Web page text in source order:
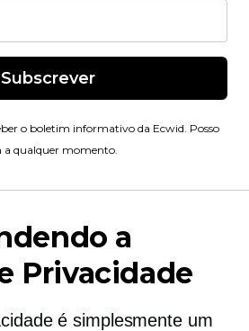
Subscrever
o boletim informativo da Ecwid. Posso
a qualquer momento.
a
Privacidade
é simplesmente um